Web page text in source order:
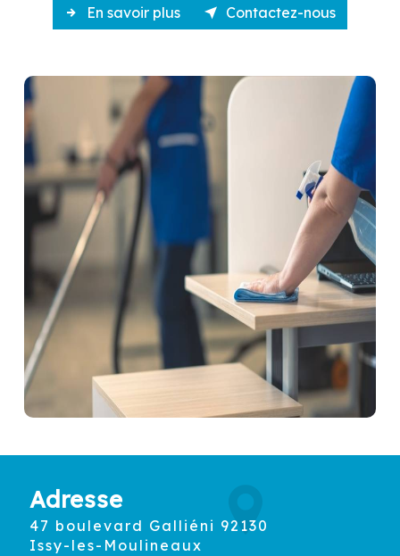
En savoir plus Contactez-nous
Adresse
47 boulevard Galliéni 92130
Issy-les-Moulineaux